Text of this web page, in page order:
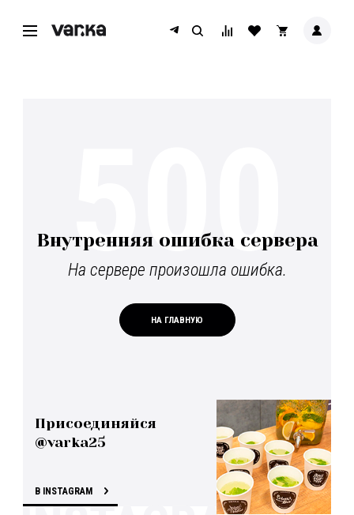
Внутренняя ошибка сервера
На сервере произошла ошибка.
НА ГЛАВНУЮ
500
Присоединяйся
@varka25
В INSTAGRAM